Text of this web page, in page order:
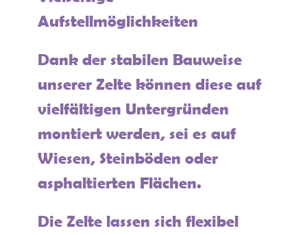
Aufstellmöglichkeiten
Dank der stabilen Bauweise
unserer Zelte können diese auf
vielfältigen Untergründen
montiert werden, sei es auf
Wiesen, Steinböden oder
asphaltierten Flächen.
Die Zelte lassen sich flexibel